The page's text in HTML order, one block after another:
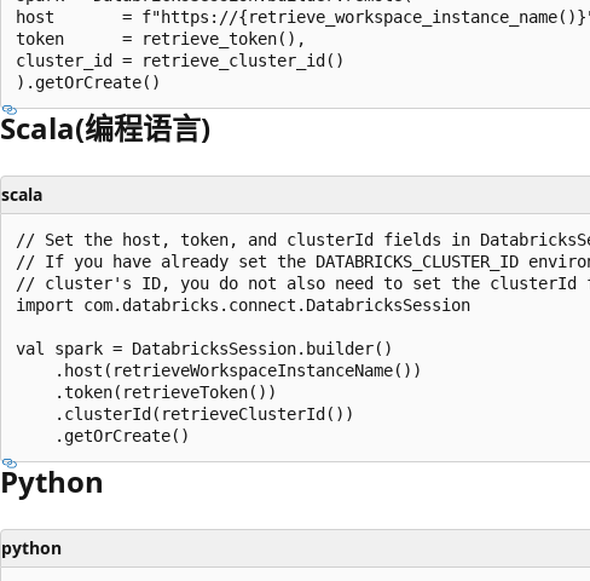
host       = f"https://
token      = retrieve_token(),
cluster_id = retrieve_cluster_id()
Scala(编程语言)
scala
// Set the host, token, and clusterId fields in
// If you have already set the DATABRICKS_CLUSTER_ID
// cluster's ID, you do not also need to set the clusterId
import com.databricks.connect.DatabricksSession
val spark = DatabricksSession.builder()
    .host(retrieveWorkspaceInstanceName())
    .token(retrieveToken())
    .clusterId(retrieveClusterId())
Python
python